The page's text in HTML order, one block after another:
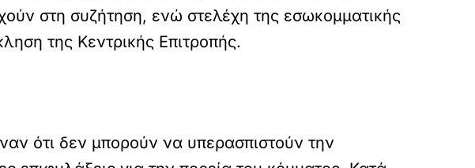
στη συζήτηση, ενώ στελέχη της εσωκομματικής
της Κεντρικής Επιτροπής.
ότι δεν μπορούν να υπερασπιστούν την